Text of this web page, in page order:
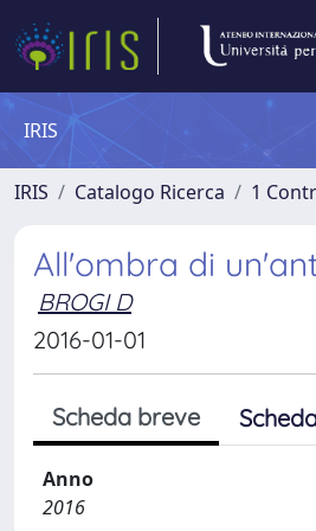
IRIS
IRIS Catalogo Ricerca 1
All'ombra di
BROGI D
2016-01-01
Scheda breve
Anno
2016